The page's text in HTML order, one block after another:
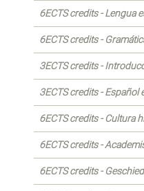
6ECTS credits - Lengua
6ECTS credits -
3ECTS credits -
3ECTS credits - Español
6ECTS credits - Cultura
6ECTS credits -
6ECTS credits -